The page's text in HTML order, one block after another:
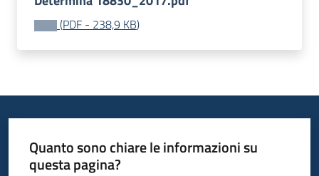
(PDF - 238,9 KB)
Quanto sono chiare le informazioni su
questa pagina?